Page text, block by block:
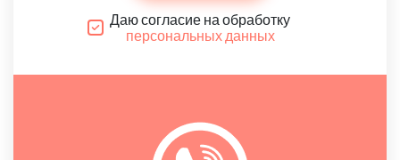
Даю согласие на обработку
персональных данных